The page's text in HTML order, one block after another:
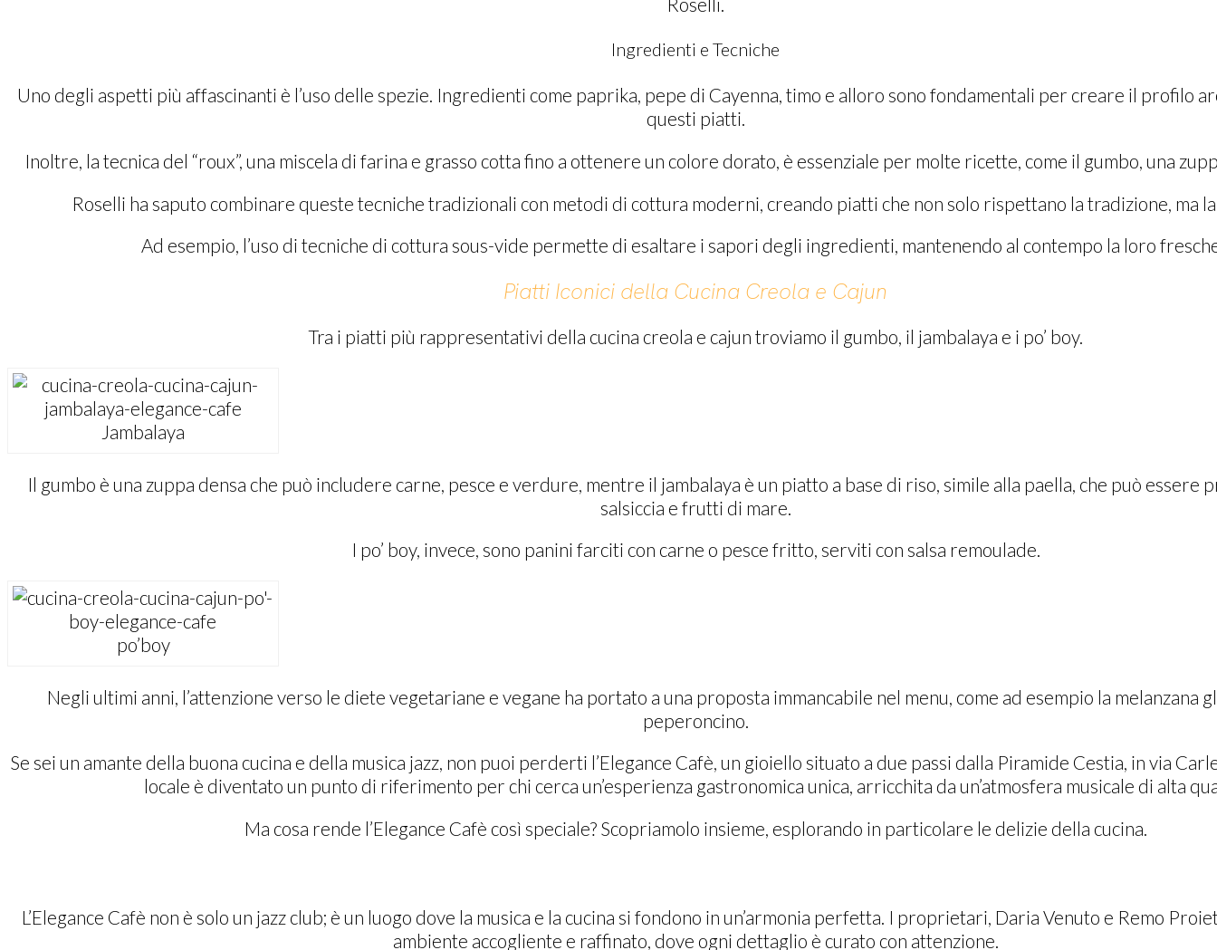
Ingredienti e Tecniche
Uno degli aspetti più affascinanti è l’uso delle spezie. Ingredienti come paprika, pepe di Cayenna, timo e alloro sono fondamentali per creare il profilo
questi piatti.
Inoltre, la tecnica del “roux”, una miscela di farina e grasso cotta fino a ottenere un colore dorato, è essenziale per molte ricette, come il gumbo, una
Roselli ha saputo combinare queste tecniche tradizionali con metodi di cottura moderni, creando piatti che non solo rispettano la tradizione, ma
Ad esempio, l’uso di tecniche di cottura sous-vide permette di esaltare i sapori degli ingredienti, mantenendo al contempo la loro
Piatti Iconici della Cucina Creola e Cajun
Tra i piatti più rappresentativi della cucina creola e cajun troviamo il gumbo, il jambalaya e i po’ boy.
Jambalaya
Il gumbo è una zuppa densa che può includere carne, pesce e verdure, mentre il jambalaya è un piatto a base di riso, simile alla paella, che può essere
salsiccia e frutti di mare.
I po’ boy, invece, sono panini farciti con carne o pesce fritto, serviti con salsa remoulade.
po’boy
Negli ultimi anni, l’attenzione verso le diete vegetariane e vegane ha portato a una proposta immancabile nel menu, come ad esempio la melanzana
peperoncino.
Se sei un amante della buona cucina e della musica jazz, non puoi perderti l’Elegance Cafè, un gioiello situato a due passi dalla Piramide Cestia, in via
locale è diventato un punto di riferimento per chi cerca un’esperienza gastronomica unica, arricchita da un’atmosfera musicale di alta
Ma cosa rende l’Elegance Cafè così speciale? Scopriamolo insieme, esplorando in particolare le delizie della cucina.
L’Elegance Cafè non è solo un jazz club; è un luogo dove la musica e la cucina si fondono in un’armonia perfetta. I proprietari, Daria Venuto e Remo
ambiente accogliente e raffinato, dove ogni dettaglio è curato con attenzione.